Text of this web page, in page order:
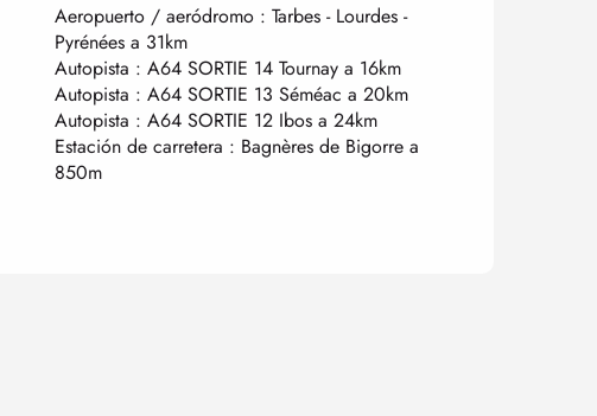
Aeropuerto / aeródromo : Tarbes - Lourdes -
Pyrénées a 31km
Autopista : A64 SORTIE 14 Tournay a 16km
Autopista : A64 SORTIE 13 Séméac a 20km
Autopista : A64 SORTIE 12 Ibos a 24km
Estación de carretera : Bagnères de Bigorre a
850m